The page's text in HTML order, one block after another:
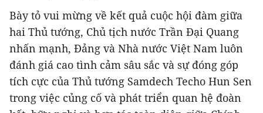
Bày tỏ vui mừng về kết quả cuộc hội đàm giữa
hai Thủ tướng, Chủ tịch nước Trần Đại Quang
nhấn mạnh, Đảng và Nhà nước Việt Nam luôn
đánh giá cao tình cảm sâu sắc và sự đóng góp
tích cực của Thủ tướng Samdech Techo Hun Sen
trong việc củng cố và phát triển quan hệ đoàn